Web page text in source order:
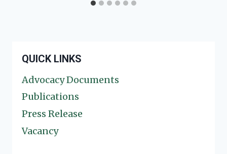
QUICK LINKS
Advocacy Documents
Publications
Press Release
Vacancy